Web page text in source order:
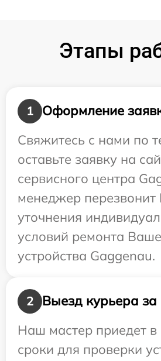
Этапы
1
Оформление
Свяжитесь с нами по
оставьте заявку на
сервисного центра
менеджер
уточнения
условий ремонта
устройства Gaggenau.
2
Выезд курьера за
Наш мастер приедет
сроки для проверки